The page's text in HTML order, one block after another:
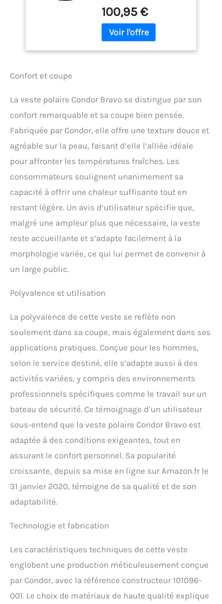
(68.6cm). Veste tactique
en polaire aux propriétés
thermiques
avec deux curseurs,
protège-menton et
fermeture à glissière
montant Poche poitrine
intérieure pour les petits
chauffe-mains avec
fermeture à glissière Deux
poches zippées sur le haut
du bras. Poignets
élastiqués avec ouverture
pour le pouce. Ceinture
avec cordon de serrage
pour un meilleur
micropolaire. Matière
avec envers en mesh
100,95 €
Confort et coupe
La veste polaire Condor Bravo se distingue par son
confort remarquable et sa coupe bien pensée.
Fabriquée par Condor, elle offre une texture douce et
agréable sur la peau, faisant d’elle l’alliée idéale
pour affronter les températures fraîches. Les
consommateurs soulignent unanimement sa
capacité à offrir une chaleur suffisante tout en
restant légère. Un avis d’utilisateur spécifie que,
malgré une ampleur plus que nécessaire, la veste
reste accueillante et s’adapte facilement à la
morphologie variée, ce qui lui permet de convenir à
un large public.
Polyvalence et utilisation
La polyvalence de cette veste se reflète non
seulement dans sa coupe, mais également dans ses
applications pratiques. Conçue pour les hommes,
selon le service destiné, elle s’adapte aussi à des
activités variées, y compris des environnements
professionnels spécifiques comme le travail sur un
bateau de sécurité. Ce témoignage d’un utilisateur
sous-entend que la veste polaire Condor Bravo est
adaptée à des conditions exigeantes, tout en
assurant le confort personnel. Sa popularité
croissante, depuis sa mise en ligne sur Amazon.fr le
31 janvier 2020, témoigne de sa qualité et de son
adaptabilité.
Technologie et fabrication
Les caractéristiques techniques de cette veste
englobent une production méticuleusement conçue
par Condor, avec la référence constructeur 101096-
001. Le choix de matériaux de haute qualité explique